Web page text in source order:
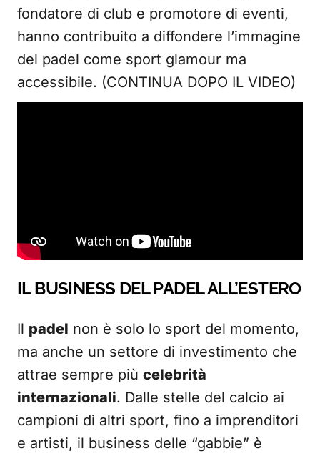
fondatore di club e promotore di eventi,
hanno contribuito a diffondere l’immagine
del padel come sport glamour ma
accessibile. (CONTINUA DOPO IL VIDEO)
IL BUSINESS DEL PADEL ALL’ESTERO
Il padel non è solo lo sport del momento,
ma anche un settore di investimento che
attrae sempre più celebrità
internazionali. Dalle stelle del calcio ai
campioni di altri sport, fino a imprenditori
e artisti, il business delle “gabbie” è